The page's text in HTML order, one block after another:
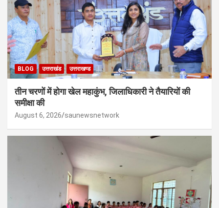
BLOG उत्तराखंड उत्तराखण्ड
तीन चरणों में होगा खेल महाकुंभ, जिलाधिकारी ने तैयारियों की
समीक्षा की
August 6, 2026 saunewsnetwork